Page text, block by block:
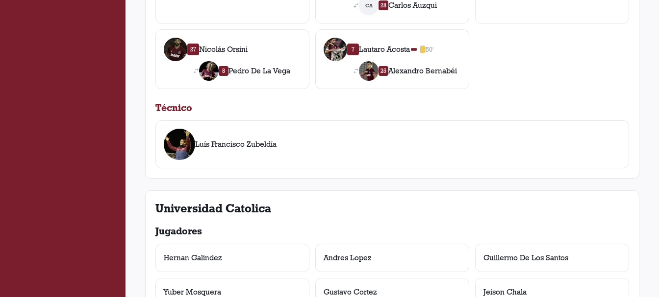
CA 28 Carlos Auzqui
27 Nicolás Orsini
8 Pedro De La Vega
7 Lautaro Acosta 50'
1amarilla
25 Alexandro Bernabéi
Técnico
Luís Francisco Zubeldía
Universidad Catolica
Jugadores
Hernan Galindez Andres Lopez Guillermo De Los Santos
Yuber Mosquera Gustavo Cortez Jeison Chala